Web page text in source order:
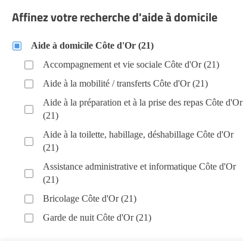
Affinez votre recherche d'aide à domicile
Aide à domicile Côte d'Or (21)
Accompagnement et vie sociale Côte d'Or (21)
Aide à la mobilité / transferts Côte d'Or (21)
Aide à la préparation et à la prise des repas Côte d'Or
(21)
Aide à la toilette, habillage, déshabillage Côte d'Or
(21)
Assistance administrative et informatique Côte d'Or
(21)
Bricolage Côte d'Or (21)
Garde de nuit Côte d'Or (21)